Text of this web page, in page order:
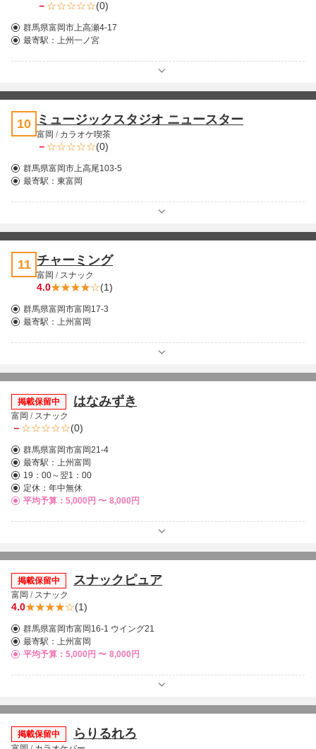
－ (0)
群馬県富岡市上高瀬4-17
最寄駅： 上州一ノ宮
10 ミュージックスタジオ ニュースター
富岡 / カラオケ喫茶
－ (0)
群馬県富岡市上高尾103-5
最寄駅： 東富岡
11 チャーミング
富岡 / スナック
4.0 (1)
群馬県富岡市富岡17-3
最寄駅： 上州富岡
掲載保留中 はなみずき
富岡 / スナック
－ (0)
群馬県富岡市富岡21-4
最寄駅： 上州富岡
19：00～翌1：00
定休：年中無休
平均予算：5,000円 〜 8,000円
掲載保留中 スナックピュア
富岡 / スナック
4.0 (1)
群馬県富岡市富岡16-1 ウイング21
最寄駅： 上州富岡
平均予算：5,000円 〜 8,000円
掲載保留中 らりるれろ